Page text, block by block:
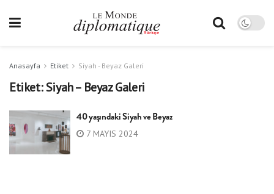
Anasayfa Etiket Siyah - Beyaz Galeri
Etiket:Siyah – Beyaz Galeri
40 yaşındaki Siyah ve Beyaz
7 MAYIS 2024